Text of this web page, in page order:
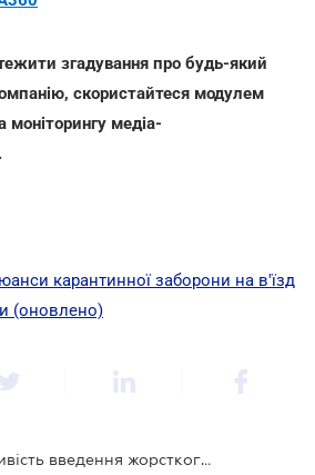
згадування про будь-який
скористайтеся модулем
моніторингу медіа-
.
карантинної заборони на в'їзд
(оновлено)
Уряд виключає можливість введення жорсткого карантину